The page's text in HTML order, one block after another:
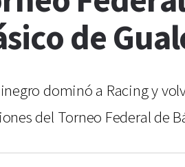
de
dominó a Racing y
del Torneo Federal de